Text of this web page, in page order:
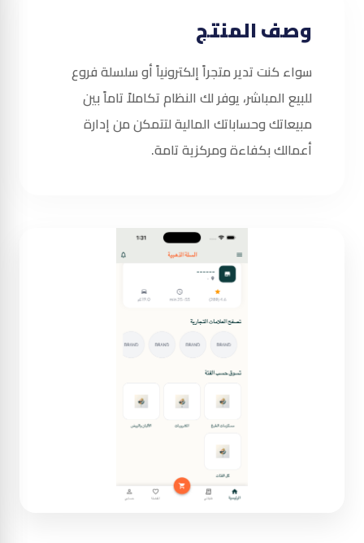
وصف المنتج
سواء كنت تدير متجراً إلكترونياً أو سلسلة فروع
للبيع المباشر، يوفر لك النظام تكاملاً تاماً بين
مبيعاتك وحساباتك المالية لتتمكن من إدارة
أعمالك بكفاءة ومركزية تامة.